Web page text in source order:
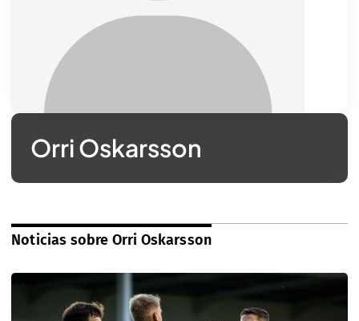
Orri Oskarsson
Noticias sobre Orri Oskarsson